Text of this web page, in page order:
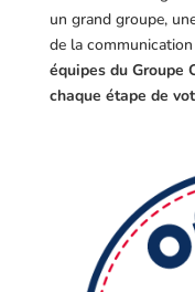
un grand groupe,
de la communication
équipes du Groupe
chaque étape de